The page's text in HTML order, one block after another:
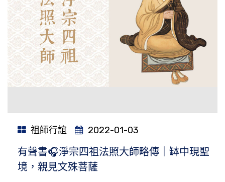
祖師行誼 2022-01-03
有聲書🎧淨宗四祖法照大師略傳｜缽中現聖
境，親見文殊菩薩